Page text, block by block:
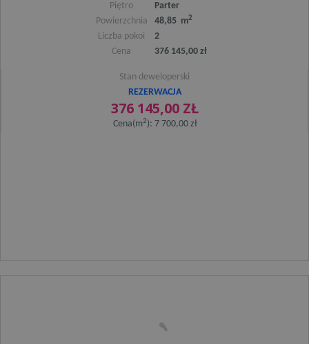
Piętro
Parter
Powierzchnia
48,85 m2
Liczba pokoi
2
Cena
376 145,00 zł
Stan deweloperski
REZERWACJA
376 145,00 ZŁ
Cena(m2): 7 700,00 zł